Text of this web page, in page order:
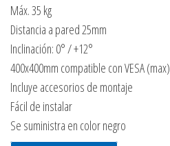
Máx. 35 kg
Distancia a pared 25mm
Inclinación: 0° / +12°
400x400mm compatible con VESA (max)
Incluye accesorios de montaje
Fácil de instalar
Se suministra en color negro